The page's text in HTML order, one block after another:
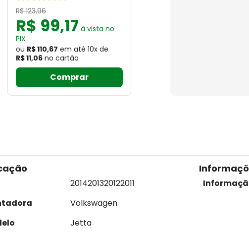
R$ 123,96
R$ 99,17 à vista no
PIX
ou R$ 110,67 em até 10x de
R$ 11,06 no cartão
Comprar
2014201320122011
Volkswagen
Jetta